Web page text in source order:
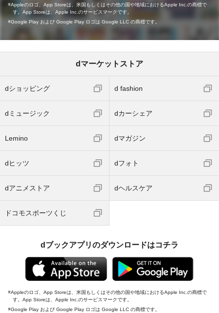
Appleのロゴ、App Storeは、米国もしくはその他の国や地域におけるApple Inc.の商標で
す。App Storeは、Apple Inc.のサービスマークです。
Google Play および Google Play ロゴは Google LLC の商標です。
dマーケットストア
dショッピング d fashion
dミュージック dカーシェア
Lemino dマガジン
dヒッツ dフォト
dアニメストア dヘルスケア
ドコモスポーツくじ
dブックアプリのダウンロードはコチラ
Appleのロゴ、App Storeは、米国もしくはその他の国や地域におけるApple Inc.の商標で
す。App Storeは、Apple Inc.のサービスマークです。
Google Play および Google Play ロゴは Google LLC の商標です。